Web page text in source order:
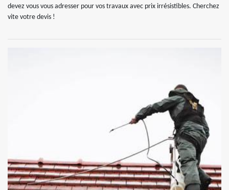
devez vous vous adresser pour vos travaux avec prix irrésistibles. Cherchez
vite votre devis !